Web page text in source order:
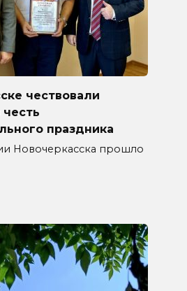
чествовали
праздника
Новочеркасска прошло